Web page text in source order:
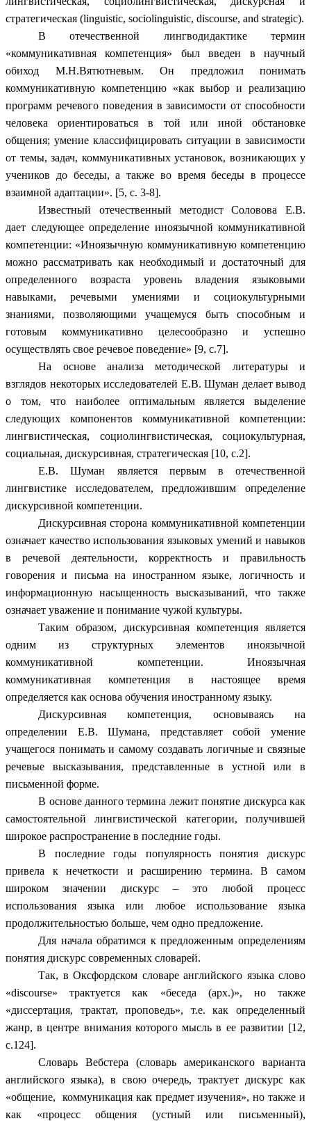
стратегическая (linguistic, sociolinguistic, discourse, and strategic).
В отечественной лингводидактике термин
«коммуникативная компетенция» был введен в научный
обиход М.Н.Вятютневым. Он предложил понимать
коммуникативную компетенцию «как выбор и реализацию
программ речевого поведения в зависимости от способности
человека ориентироваться в той или иной обстановке
общения; умение классифицировать ситуации в зависимости
от темы, задач, коммуникативных установок, возникающих у
учеников до беседы, а также во время беседы в процессе
взаимной адаптации». [5, c. 3-8].
Известный отечественный методист Соловова Е.В.
дает следующее определение иноязычной коммуникативной
компетенции: «Иноязычную коммуникативную компетенцию
можно рассматривать как необходимый и достаточный для
определенного возраста уровень владения языковыми
навыками, речевыми умениями и социокультурными
знаниями, позволяющими учащемуся быть способным и
готовым коммуникативно целесообразно и успешно
осуществлять свое речевое поведение» [9, c.7].
На основе анализа методической литературы и
взглядов некоторых исследователей Е.В. Шуман делает вывод
о том, что наиболее оптимальным является выделение
следующих компонентов коммуникативной компетенции:
лингвистическая, социолингвистическая, социокультурная,
социальная, дискурсивная, стратегическая [10, с.2].
Е.В. Шуман является первым в отечественной
лингвистике исследователем, предложившим определение
дискурсивной компетенции.
Дискурсивная сторона коммуникативной компетенции
означает качество использования языковых умений и навыков
в речевой деятельности, корректность и правильность
говорения и письма на иностранном языке, логичность и
информационную насыщенность высказываний, что также
означает уважение и понимание чужой культуры.
Таким образом, дискурсивная компетенция является
одним из структурных элементов иноязычной
коммуникативной компетенции. Иноязычная
коммуникативная компетенция в настоящее время
определяется как основа обучения иностранному языку.
Дискурсивная компетенция, основываясь на
определении Е.В. Шумана, представляет собой умение
учащегося понимать и самому создавать логичные и связные
речевые высказывания, представленные в устной или в
письменной форме.
В основе данного термина лежит понятие дискурса как
самостоятельной лингвистической категории, получившей
широкое распространение в последние годы.
В последние годы популярность понятия дискурс
привела к нечеткости и расширению термина. В самом
широком значении дискурс – это любой процесс
использования языка или любое использование языка
продолжительностью больше, чем одно предложение.
Для начала обратимся к предложенным определениям
понятия дискурс современных словарей.
Так, в Оксфордском словаре английского языка слово
«discourse» трактуется как «беседа (арх.)», но также
«диссертация, трактат, проповедь», т.е. как определенный
жанр, в центре внимания которого мысль в ее развитии [12,
c.124].
Словарь Вебстера (словарь американского варианта
английского языка), в свою очередь, трактует дискурс как
«общение, коммуникация как предмет изучения», но также и
как «процесс общения (устный или письменный),